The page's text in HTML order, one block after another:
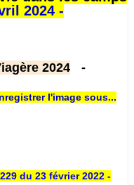
2024 -
2024 -
l'image sous...
du 23 février 2022 -